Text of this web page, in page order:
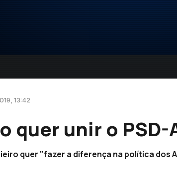
13:42
quer unir o PSD-
quer "fazer a diferença na política dos